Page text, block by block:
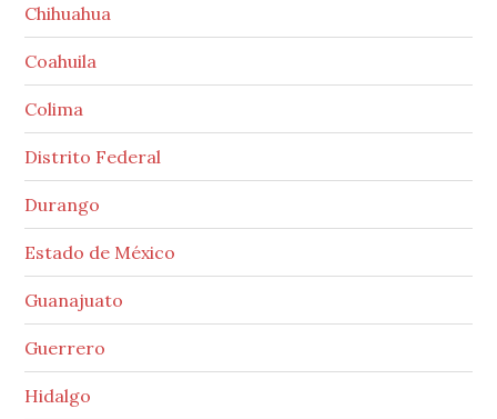
Chihuahua
Coahuila
Colima
Distrito Federal
Durango
Estado de México
Guanajuato
Guerrero
Hidalgo